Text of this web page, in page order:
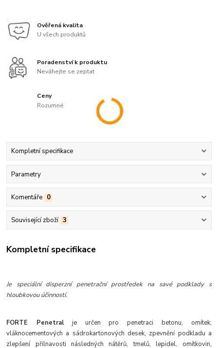
Ověřená kvalita
U všech produktů
Poradenství k produktu
Neváhejte se zeptat
Ceny
Rozumné
Kompletní specifikace
Parametry
Komentáře 0
Související zboží 3
Kompletní specifikace
Je speciální disperzní penetrační prostředek na savé podklady s
hloubkovou účinností.
FORTE Penetralje určen pro penetraci betonu, omítek,
vláknocementových a sádrokartonových desek, zpevnění podkladu a
zlepšení přilnavosti následných nátěrů, tmelů, lepidel, omítkovin,